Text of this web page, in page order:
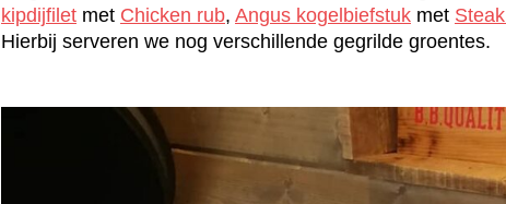
kipdijfilet met Chicken rub, Angus kogelbiefstuk met
Hierbij serveren we nog verschillende gegrilde groentes.